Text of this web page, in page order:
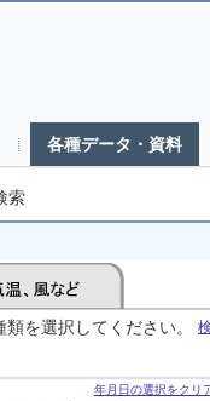
各種データ・資料
索
を選択してください。
年月日の選択をクリ